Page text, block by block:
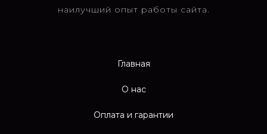
наилучший опыт работы сайта.
Главная
О нас
Оплата и гарантии